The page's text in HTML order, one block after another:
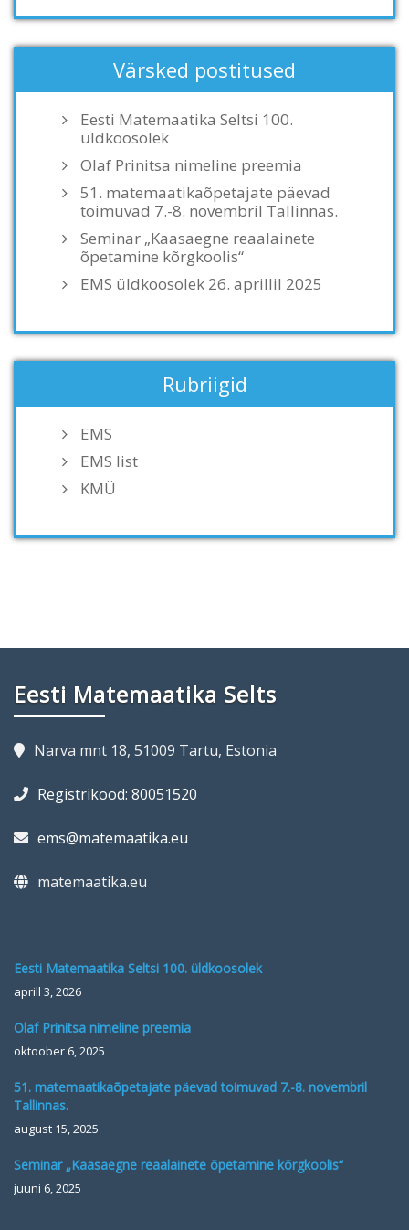
Värsked postitused
Eesti Matemaatika Seltsi 100.
üldkoosolek
Olaf Prinitsa nimeline preemia
51. matemaatikaõpetajate päevad
toimuvad 7.-8. novembril Tallinnas.
Seminar „Kaasaegne reaalainete
õpetamine kõrgkoolis“
EMS üldkoosolek 26. aprillil 2025
Rubriigid
EMS
EMS list
KMÜ
Eesti Matemaatika Selts
Narva mnt 18, 51009 Tartu, Estonia
Registrikood: 80051520
ems@matemaatika.eu
matemaatika.eu
Eesti Matemaatika Seltsi 100. üldkoosolek
aprill 3, 2026
Olaf Prinitsa nimeline preemia
oktoober 6, 2025
51. matemaatikaõpetajate päevad toimuvad 7.-8. novembril
Tallinnas.
august 15, 2025
Seminar „Kaasaegne reaalainete õpetamine kõrgkoolis“
juuni 6, 2025